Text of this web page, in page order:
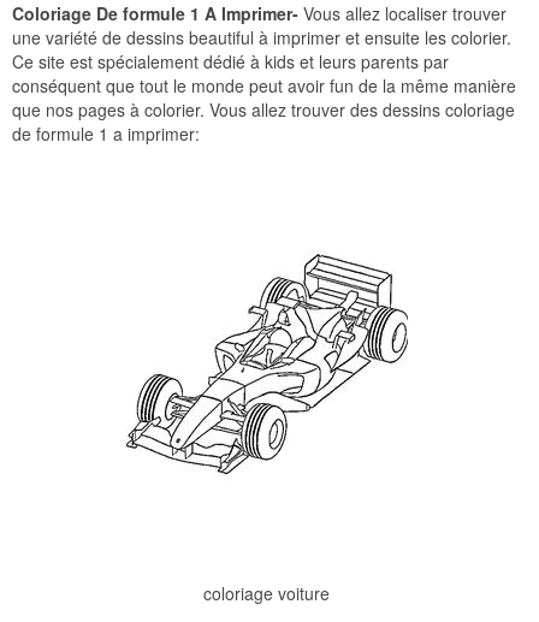
Coloriage De formule 1 A Imprimer- Vous allez localiser trouver
une variété de dessins beautiful à imprimer et ensuite les colorier.
Ce site est spécialement dédié à kids et leurs parents par
conséquent que tout le monde peut avoir fun de la même manière
que nos pages à colorier. Vous allez trouver des dessins coloriage
de formule 1 a imprimer:
coloriage voiture